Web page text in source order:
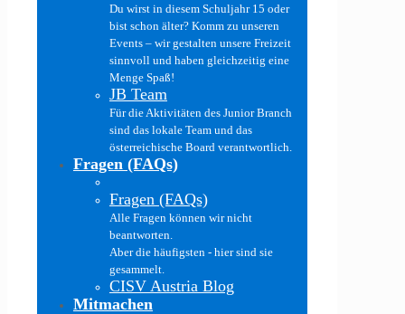
Du wirst in diesem Schuljahr 15 oder
bist schon älter? Komm zu unseren
Events – wir gestalten unsere Freizeit
sinnvoll und haben gleichzeitig eine
Menge Spaß!
JB Team
Für die Aktivitäten des Junior Branch
sind das lokale Team und das
österreichische Board verantwortlich.
Fragen (FAQs)
Fragen (FAQs)
Alle Fragen können wir nicht
beantworten.
Aber die häufigsten - hier sind sie
gesammelt.
CISV Austria Blog
Mitmachen